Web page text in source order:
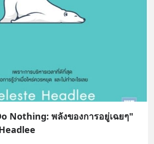
Nothing: พลังของการอยู่เฉยๆ"